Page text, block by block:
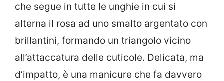
che segue in tutte le unghie in cui si
alterna il rosa ad uno smalto argentato con
brillantini, formando un triangolo vicino
all’attaccatura delle cuticole. Delicata, ma
d’impatto, è una manicure che fa davvero